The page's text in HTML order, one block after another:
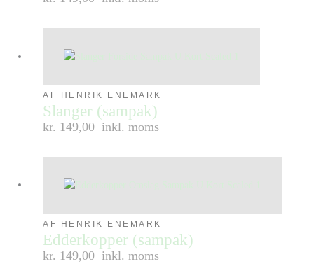
AF HENRIK ENEMARK
Slanger (sampak)
kr. 149,00 inkl. moms
AF HENRIK ENEMARK
Edderkopper (sampak)
kr. 149,00 inkl. moms